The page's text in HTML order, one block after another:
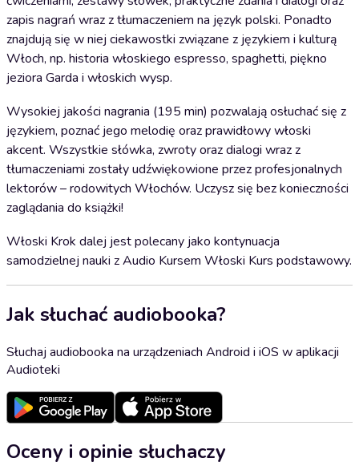
zapis nagrań wraz z tłumaczeniem na język polski. Ponadto
znajdują się w niej ciekawostki związane z językiem i kulturą
Włoch, np. historia włoskiego espresso, spaghetti, piękno
jeziora Garda i włoskich wysp.
Wysokiej jakości nagrania (195 min) pozwalają osłuchać się z
językiem, poznać jego melodię oraz prawidłowy włoski
akcent. Wszystkie słówka, zwroty oraz dialogi wraz z
tłumaczeniami zostały udźwiękowione przez profesjonalnych
lektorów – rodowitych Włochów. Uczysz się bez konieczności
zaglądania do książki!
Włoski Krok dalej jest polecany jako kontynuacja
samodzielnej nauki z Audio Kursem Włoski Kurs podstawowy.
Jak słuchać audiobooka?
Słuchaj audiobooka na urządzeniach Android i iOS w aplikacji
Audioteki
Oceny i opinie słuchaczy